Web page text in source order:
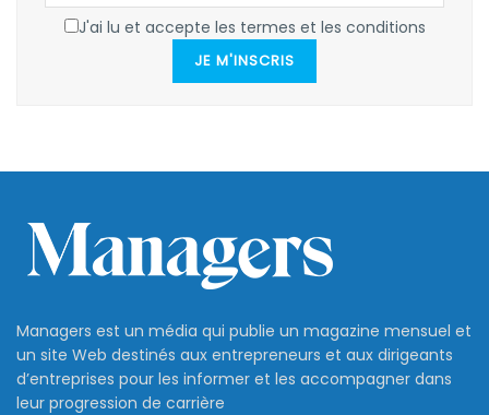
J'ai lu et accepte les termes et les conditions
JE M'INSCRIS
Managers est un média qui publie un magazine mensuel et
un site Web destinés aux entrepreneurs et aux dirigeants
d’entreprises pour les informer et les accompagner dans
leur progression de carrière